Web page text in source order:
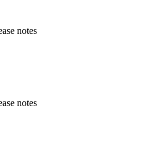
notes
notes